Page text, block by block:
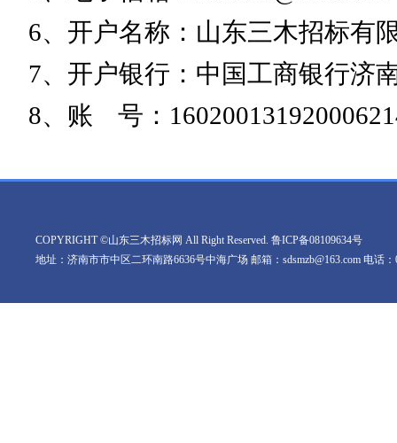
6、开户名称：山东三木招标有
7、开户银行：中国工商银行济
8、账 号：
COPYRIGHT ©山东三木招标网 All Right Reserved. 鲁ICP备08109634号
地址：济南市市中区二环南路6636号中海广场 邮箱：sdsmzb@163.com 电话：